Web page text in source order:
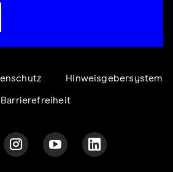
Hinweisgebersystem
Barrierefreiheit